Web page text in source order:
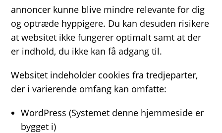
annoncer kunne blive mindre relevante for dig
og optræde hyppigere. Du kan desuden risikere
at websitet ikke fungerer optimalt samt at der
er indhold, du ikke kan få adgang til.
Websitet indeholder cookies fra tredjeparter,
der i varierende omfang kan omfatte:
WordPress (Systemet denne hjemmeside er
bygget i)